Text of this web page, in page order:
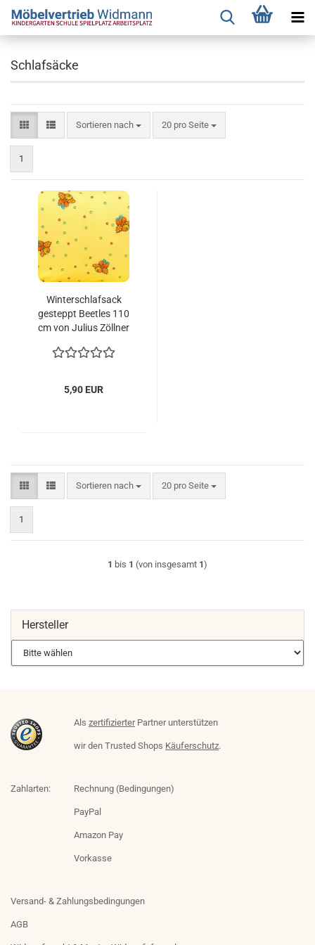
Schlafsäcke
Sortieren nach
Sortieren nach 20 pro Seite
pro Seite
1
Winterschlafsack
gesteppt Beetles 110
cm von Julius Zöllner
5,90 EUR
Sortieren nach
Sortieren nach 20 pro Seite
pro Seite
1
1 bis 1 (von insgesamt 1)
Hersteller
Als zertifizierterPartner unterstützen
wir den Trusted Shops Käuferschutz.
Zahlarten: Rechnung (Bedingungen)
PayPal
Amazon Pay
Vorkasse
Versand- & Zahlungsbedingungen
AGB